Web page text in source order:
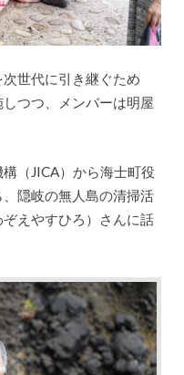
世代に引き継ぐため
つつ、メンバーは明屋
（JICA）から海士町役
隠岐の無人島の清掃活
えやすひろ）さんに話